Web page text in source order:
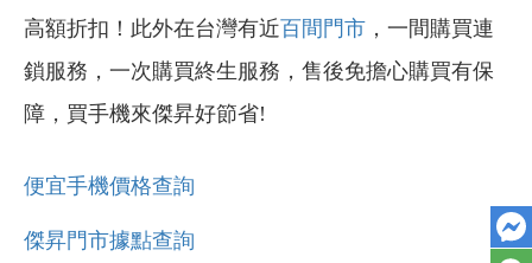
高額折扣！此外在台灣有近百間門市 ，一間購買連
鎖服務，一次購買終生服務，售後免擔心購買有保
障，買手機來傑昇好節省!
便宜手機價格查詢
傑昇門市據點查詢